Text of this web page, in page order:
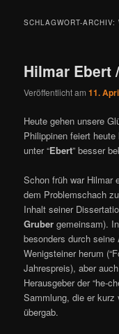
springen
springen
SCHLAGWORT-ARCHIV:
Hilmar Ebert
Veröffentlicht am11.
Heute gehen unsere
Philippinen feiert heute
unter “Ebert” besser
Schon früh war Hilmar
dem Problemschach
Inhalt seiner
Gruber gemeinsam).
besonders durch
Wenigsteiner herum
Jahrespreis), aber
Herausgeber der “he-
Sammlung, die er kurz
übergab.